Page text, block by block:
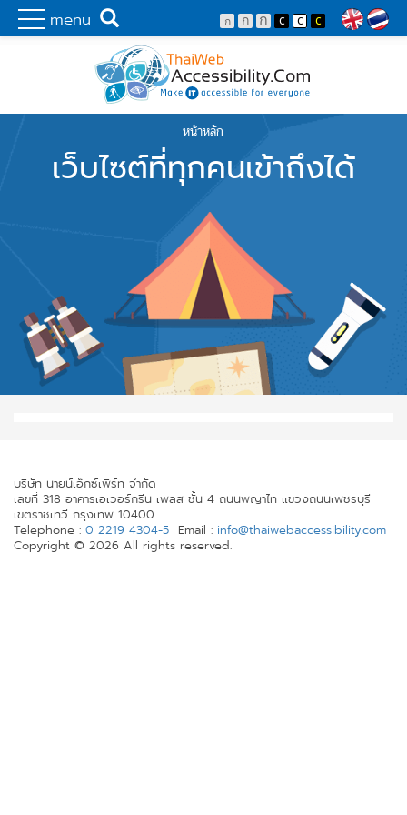
menu
Skip to main content
พัฒนาเว็บไซต์ที่ทุกคนเข้าถึงได้ที่แรก
Search
You are here หน้าหลัก
เว็บไซต์ที่ทุกคนเข้าถึงได้
บริษัท นายน์เอ็กซ์เพิร์ท จำกัด
เลขที่ 318 อาคารเอเวอร์กรีน เพลส ชั้น 4 ถนนพญาไท แขวงถนนเพชรบุรี
เขตราชเทวี กรุงเทพ 10400
Telephone : 0 2219 4304-5 Email : info@thaiwebaccessibility.com
Copyright © 2026 All rights reserved.